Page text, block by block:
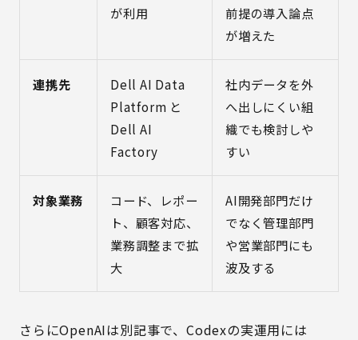
が利用
前提の導入論点
が増えた
連携先
Dell AI Data
Platform と
Dell AI
Factory
社内データを外
へ出しにくい組
織でも検討しや
すい
対象業務
コード、レポー
ト、顧客対応、
業務調整まで拡
大
AI開発部門だけ
でなく管理部門
や営業部門にも
波及する
さらにOpenAIは別記事で、Codexの実運用には